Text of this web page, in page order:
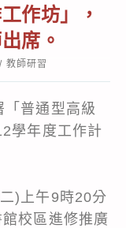
作坊」，
席。
/ 教師研習
普通型高級
學年度工作計
)上午9時20分
校區進修推廣